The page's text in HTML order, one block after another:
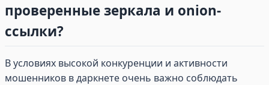
проверенные зеркала и onion-
ссылки?
В условиях высокой конкуренции и активности
мошенников в даркнете очень важно соблюдать